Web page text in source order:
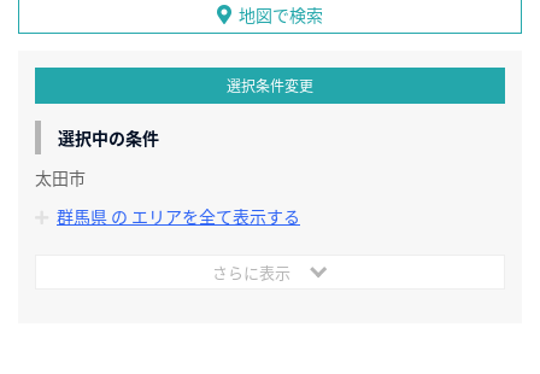
地図で検索
選択条件変更
選択中の条件
太田市
群馬県 の エリアを全て表示する
さらに表示